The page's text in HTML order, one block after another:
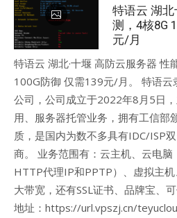
on
特语云 湖
测，4核8G
元/月
特语云 湖北·十堰 高防云服务器
100G防御 仅需139元/月。 特语云
公司，公司成立于2022年8月5日
用、服务器托管业务，拥有工信部
质，是国内为数不多具有IDC/ISP
商。 业务范围有：云主机、云电脑
HTTP代理IP和PPTP）、虚拟主
大带宽，还有SSL证书、品牌宝、
地址：https://url.vpszj.cn/